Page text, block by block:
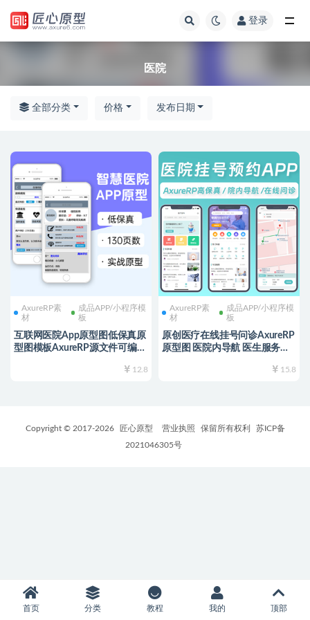
登录
医院
全部分类 价格 发布日期
AxureRP素
材
成品APP/小程序模
板
互联网医院App原型图低保真原
型图模板AxureRP源文件可编辑
12.8
AxureRP素
材
成品APP/小程序模
板
原创医疗在线挂号问诊AxureRP
原型图 医院内导航 医生服务仿
15.8
Copyright © 2017-2026 匠心原型 营业执照 保留所有权利
苏ICP备
2021046305号
首页 分类 教程 我的 顶部